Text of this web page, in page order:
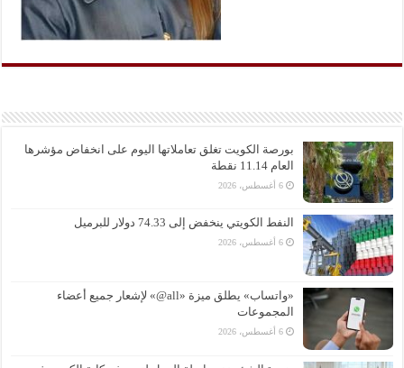
بورصة الكويت تغلق تعاملاتها اليوم على انخفاض مؤشرها
العام 11.14 نقطة
6 أغسطس، 2026
النفط الكويتي ينخفض إلى 74.33 دولار للبرميل
6 أغسطس، 2026
«واتساب» يطلق ميزة «all@» لإشعار جميع أعضاء
المجموعات
6 أغسطس، 2026